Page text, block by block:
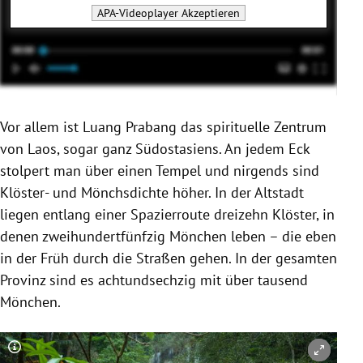
APA-Videoplayer Akzeptieren
Vor allem ist Luang Prabang das spirituelle Zentrum
von Laos, sogar ganz Südostasiens. An jedem Eck
stolpert man über einen Tempel und nirgends sind
Klöster- und Mönchsdichte höher. In der Altstadt
liegen entlang einer Spazierroute dreizehn Klöster, in
denen zweihundertfünfzig Mönchen leben – die eben
in der Früh durch die Straßen gehen. In der gesamten
Provinz sind es achtundsechzig mit über tausend
Mönchen.
Copyright-Hinweis öffnen/schließen